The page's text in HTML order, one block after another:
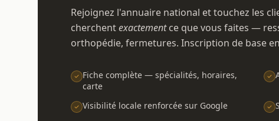
Rejoignez l'annuaire national et touchez les
cherchentexactementce que vous faites —
orthopédie, fermetures. Inscription de base
Fiche complète — spécialités, horaires,
carte
Visibilité locale renforcée sur Google